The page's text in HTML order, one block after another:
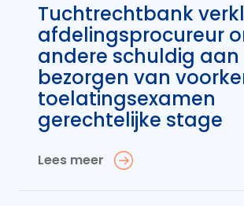
Tuchtrechtbank
afdelingsprocureur
andere schuldig aan
bezorgen van
toelatingsexamen
gerechtelijke stage
Lees meer